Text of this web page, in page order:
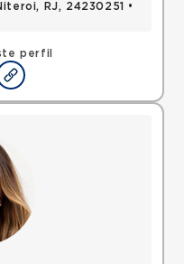
perfil
RJ, 24230251 •